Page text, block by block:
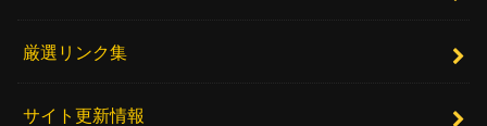
厳選リンク集
サイト更新情報